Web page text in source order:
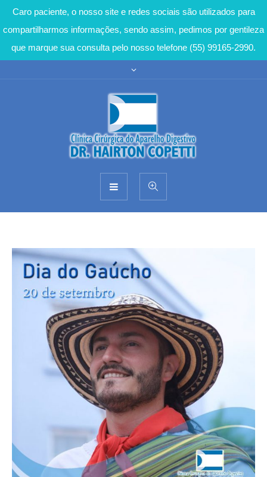
Caro paciente, o nosso site e redes sociais são utilizados para
compartilharmos informações, sendo assim, pedimos por gentileza
que marque sua consulta pelo nosso telefone (55) 99165-2990.